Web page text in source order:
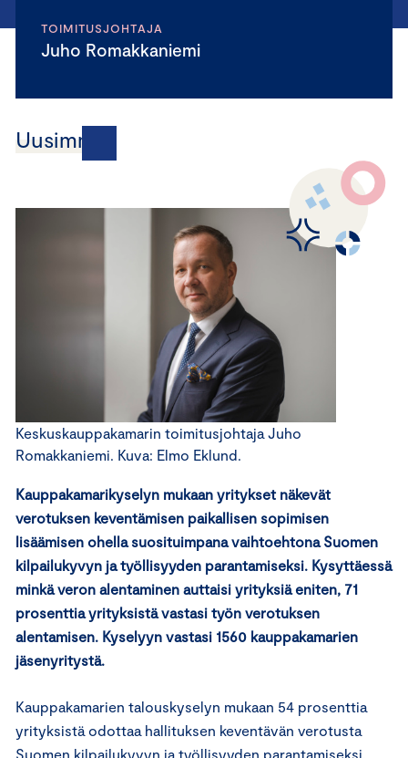
TOIMITUSJOHTAJA
Juho Romakkaniemi
Uusimmat
Keskuskauppakamarin toimitusjohtaja Juho
Romakkaniemi. Kuva: Elmo Eklund.
Kauppakamarikyselyn mukaan yritykset näkevät
verotuksen keventämisen paikallisen sopimisen
lisäämisen ohella suosituimpana vaihtoehtona Suomen
kilpailukyvyn ja työllisyyden parantamiseksi. Kysyttäessä
minkä veron alentaminen auttaisi yrityksiä eniten, 71
prosenttia yrityksistä vastasi työn verotuksen
alentamisen. Kyselyyn vastasi 1560 kauppakamarien
jäsenyritystä.
Kauppakamarien talouskyselyn mukaan 54 prosenttia
yrityksistä odottaa hallituksen keventävän verotusta
Suomen kilpailukyvyn ja työllisyyden parantamiseksi.